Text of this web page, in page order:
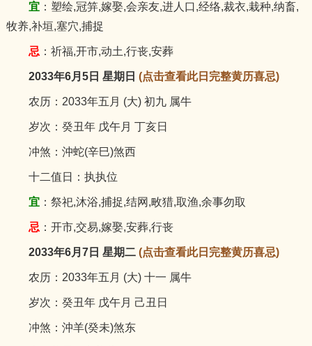
宜：塑绘,冠笄,嫁娶,会亲友,进人口,经络,裁衣,栽种,纳畜,
牧养,补垣,塞穴,捕捉
忌 ：祈福,开市,动土,行丧,安葬
2033年6月5日 星期日 (点击查看此日完整黄历喜忌)
农历：2033年五月 (大) 初九 属牛
岁次：癸丑年 戊午月 丁亥日
冲煞：沖蛇(辛巳)煞西
十二值日：执执位
宜：祭祀,沐浴,捕捉,结网,畋猎,取渔,余事勿取
忌 ：开市,交易,嫁娶,安葬,行丧
2033年6月7日 星期二 (点击查看此日完整黄历喜忌)
农历：2033年五月 (大) 十一 属牛
岁次：癸丑年 戊午月 己丑日
冲煞：沖羊(癸未)煞东